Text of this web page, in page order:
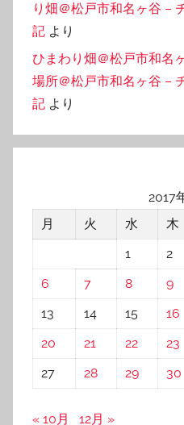
り畑＠松戸市和名ヶ谷 –
記 より
ひまわり畑＠松戸市和名
場所＠松戸市和名ヶ谷 –
記 より
2017
月
火 水 木
1
2
6
7 8 9
13
14 15 16
20
21 22 23
27
28 29 30
« 10月 12月 »